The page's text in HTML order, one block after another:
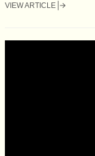
VIEW ARTICLE